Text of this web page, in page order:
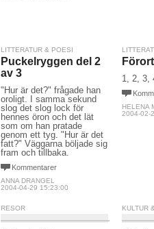
LITTERATUR & POESI
Puckelryggen del 2
av 3
"Hur är det?" frågade han
oroligt. I samma sekund
slog det slog lock för
hennes öron och det lät
som om han pratade
genom ett tyg. "Hur är det
fatt?" Väggarna böljade sig
fram och tillbaka.
Kommentarer
ANNA DRANGEL
2004-04-29 15:23:00
1, 2, 3,
HELENA
2004-02-
RESOR KULTUR